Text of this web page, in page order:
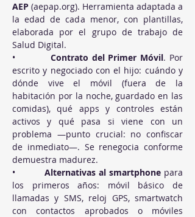
AEP (aepap.org). Herramienta adaptada a
la edad de cada menor, con plantillas,
elaborada por el grupo de trabajo de
Salud Digital.
• Contrato del Primer Móvil. Por
escrito y negociado con el hijo: cuándo y
dónde vive el móvil (fuera de la
habitación por la noche, guardado en las
comidas), qué apps y controles están
activos y qué pasa si viene con un
problema —punto crucial: no confiscar
de inmediato—. Se renegocia conforme
demuestra madurez.
• Alternativas al smartphone para
los primeros años: móvil básico de
llamadas y SMS, reloj GPS, smartwatch
con contactos aprobados o móviles